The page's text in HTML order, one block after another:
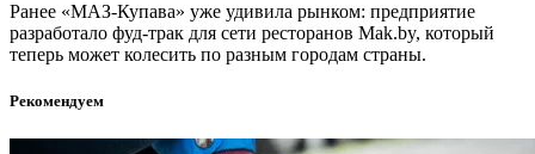
Ранее «МАЗ-Купава» уже удивила рынком: предприятие
разработало фуд-трак для сети ресторанов Mak.by, который
теперь может колесить по разным городам страны.
Рекомендуем